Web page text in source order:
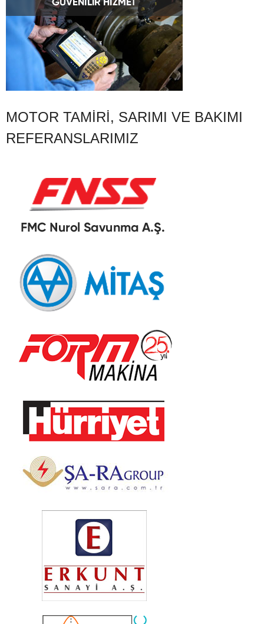
MOTOR TAMIRI, SARIMI VE BAKIMI
REFERANSLARIMIZ